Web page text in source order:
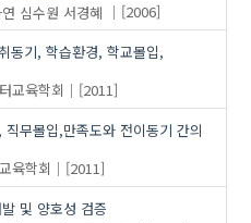
심수원 서경혜
[2006]
동기, 학습환경, 학교몰입,
교육학회
[2011]
무몰입,만족도와 전이동기 간의
육학회
[2011]
및 양호성 검증